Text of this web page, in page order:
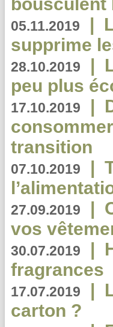
05.11.2019 |
supprime
28.10.2019 |
peu plus
17.10.2019 |
transition
07.10.2019 |
27.09.2019 |
vos
30.07.2019 |
fragrances
17.07.2019 |
carton ?